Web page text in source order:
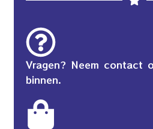
Vragen? Neem contact
binnen.